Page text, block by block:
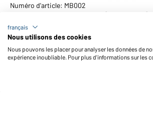
Numéro d'article: MB002
Casquette 5 panneaux (rouge-vif)
français
Nous utilisons des cookies
Nous pouvons les placer pour analyser les données de
expérience inoubliable. Pour plus d'informations sur les